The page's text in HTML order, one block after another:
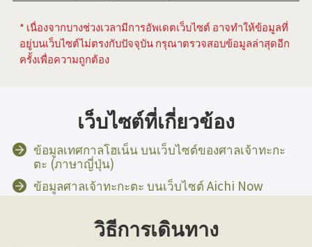
* เนื่องจากบางช่วงเวลามีการอัพเดตเว็บไซต์ อาจทำให้ข้อมูลที่
อยู่บนเว็บไซต์ไม่ตรงกับปัจจุบัน กรุณาตรวจสอบข้อมูลล่าสุดอีก
ครั้งเพื่อความถูกต้อง
เว็บไซต์ที่เกี่ยวข้อง
ข้อมูลเทศกาลโฮเน็น บนเว็บไซต์ของศาลเจ้าทะกะ
ตะ (ภาษาญี่ปุ่น)
ข้อมูลศาลเจ้าทะกะตะ บนเว็บไซต์ Aichi Now
วิธีการเดินทาง